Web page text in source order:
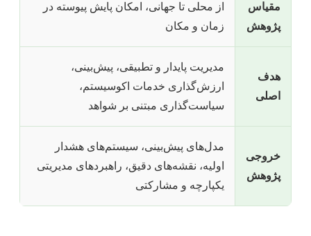
مقیاس
پژوهش
از محلی تا جهانی، امکان پایش پیوسته در
زمان و مکان
هدف
اصلی
مدیریت پایدار و تطبیقی، پیش‌بینی،
ارزش‌گذاری خدمات اکوسیستم،
سیاست‌گذاری مبتنی بر شواهد
خروجی
پژوهش
مدل‌های پیش‌بینی، سیستم‌های هشدار
اولیه، نقشه‌های دقیق، راهبردهای مدیریتی
یکپارچه و مشارکتی